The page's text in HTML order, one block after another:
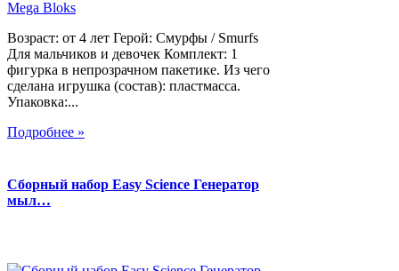
Возраст: от 4 лет Герой: Смурфы / Smurfs
Для мальчиков и девочек Комплект: 1
фигурка в непрозрачном пакетике. Из чего
сделана игрушка (состав): пластмасса.
Упаковка:...
Подробнее »
Сборный набор Easy Science Генератор
мыл…